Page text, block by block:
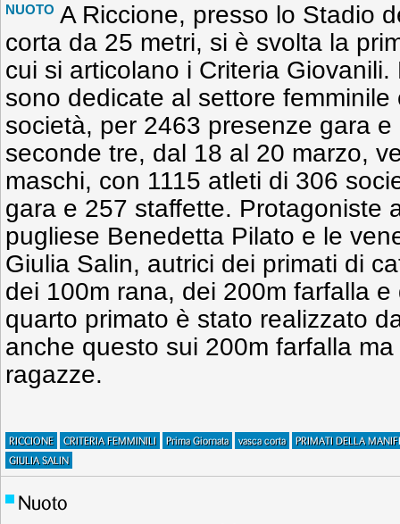
NUOTO A Riccione, presso lo Stadio
corta da 25 metri, si è svolta la
cui si articolano i Criteria
sono dedicate al settore
società, per 2463 presenze gara
seconde tre, dal 18 al 20 marzo,
maschi, con 1115 atleti di 306
gara e 257 staffette. Protagoniste
pugliese Benedetta Pilato e le
Giulia Salin, autrici dei primati di
dei 100m rana, dei 200m farfalla
quarto primato è stato realizzato
anche questo sui 200m farfalla
ragazze.
RICCIONE CRITERIA FEMMINILI Prima Giornata vasca corta
PRIMATI DELLA
GIULIA SALIN
Nuoto